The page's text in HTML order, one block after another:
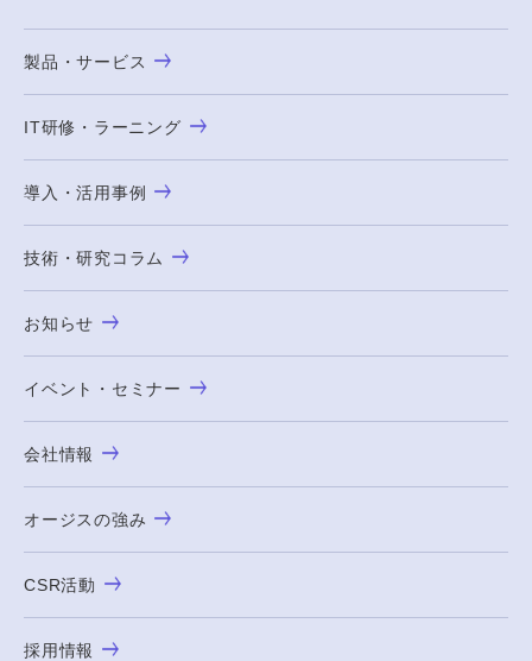
製品・サービス
IT研修・ラーニング
導入・活用事例
技術・研究コラム
お知らせ
イベント・セミナー
会社情報
オージスの強み
CSR活動
採用情報